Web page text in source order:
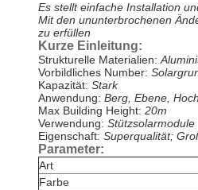
Es stellt einfache Installation
Mit den ununterbrochenen
zu erfüllen
Kurze Einleitung:
Strukturelle Materialien:
Vorbildliches Number:
Kapazität: Stark
Anwendung: Berg, Ebene,
Max Building Height: 20m
Verwendung: Stützsolarmodule
Eigenschaft: Superqualität;
Parameter:
Art
Farbe